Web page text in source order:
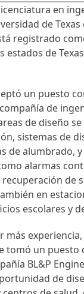
en
de Texas
registrado
estados de
un puesto
de
de diseño
sistemas de
de alumbrado,
alarmas
de
en
escolares y
experiencia,
tomó un puesto
BL&P
de